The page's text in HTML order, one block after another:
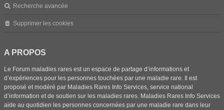
Recherche avancée
Supprimer les cookies
A PROPOS
Le Forum maladies rares est un espace de partage d’informations et
d’expériences pour les personnes touchées par une maladie rare. Il est
proposé et modéré par Maladies Rares Info Services, service national
d’information et de soutien sur les maladies rares. Maladies Rares Info Services
aide au quotidien les personnes concernées par une maladie rare dans leur